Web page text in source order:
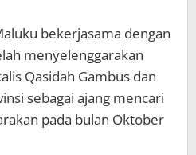
bekerjasama dengan
menyelenggarakan
Qasidah Gambus dan
sebagai ajang mencari
pada bulan Oktober